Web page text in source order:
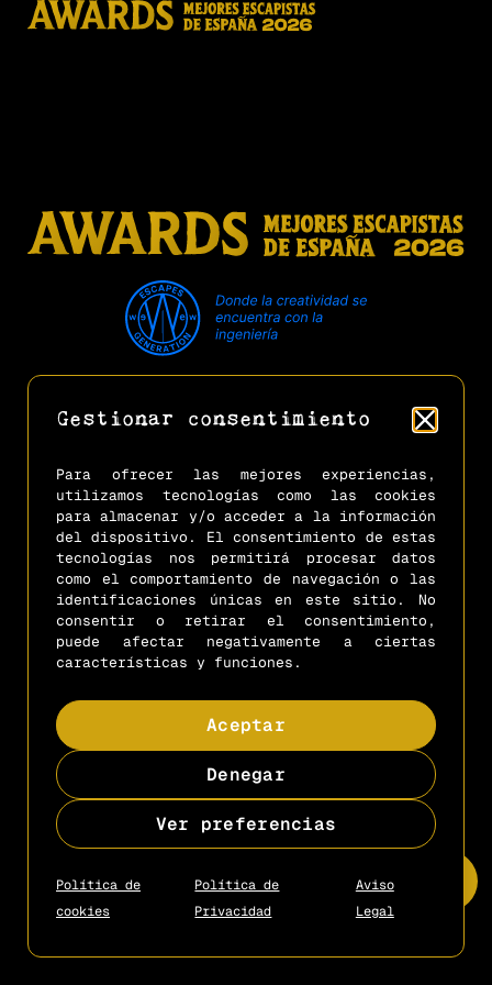
Gestionar consentimiento
Para ofrecer las mejores experiencias,
utilizamos tecnologías como las cookies
para almacenar y/o acceder a la información
del dispositivo. El consentimiento de estas
tecnologías nos permitirá procesar datos
como el comportamiento de navegación o las
identificaciones únicas en este sitio. No
consentir o retirar el consentimiento,
puede afectar negativamente a ciertas
características y funciones.
Aceptar
Denegar
Ver preferencias
Política de
cookies
Política de
Privacidad
Aviso
Legal
Secuaces
Reglamento Oficial
Acceso Clientes (Gestión Citas)
contacto@mejoresescapistas.com+34 666 66 03 09
Copyright © 2025 - Diseño by